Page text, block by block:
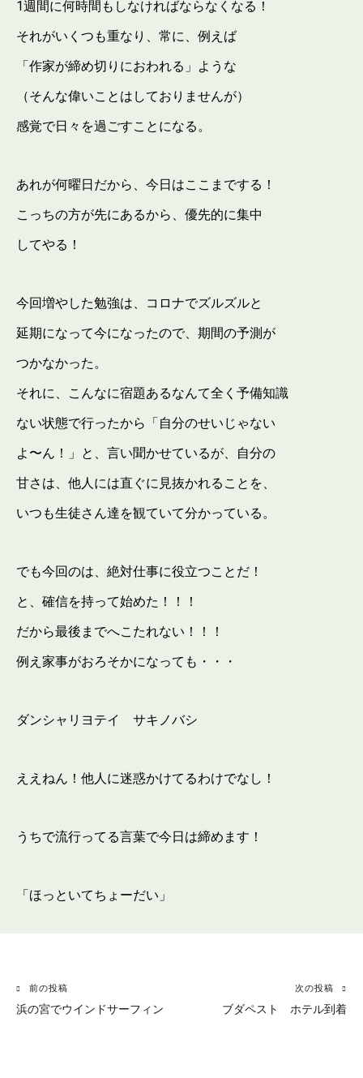
1週間に何時間もしなければならなくなる！
それがいくつも重なり、常に、例えば
「作家が締め切りにおわれる」ような
（そんな偉いことはしておりませんが）
感覚で日々を過ごすことになる。
あれが何曜日だから、今日はここまでする！
こっちの方が先にあるから、優先的に集中
してやる！
今回増やした勉強は、コロナでズルズルと
延期になって今になったので、期間の予測が
つかなかった。
それに、こんなに宿題あるなんて全く予備知識
ない状態で行ったから「自分のせいじゃない
よ〜ん！」と、言い聞かせているが、自分の
甘さは、他人には直ぐに見抜かれることを、
いつも生徒さん達を観ていて分かっている。
でも今回のは、絶対仕事に役立つことだ！
と、確信を持って始めた！！！
だから最後までへこたれない！！！
例え家事がおろそかになっても・・・
ダンシャリヨテイ サキノバシ
ええねん！他人に迷惑かけてるわけでなし！
うちで流行ってる言葉で今日は締めます！
「ほっといてちょーだい」
投
稿
前の投稿
浜の宮でウインドサーフィン
次の投稿
ブダペスト ホテル到着